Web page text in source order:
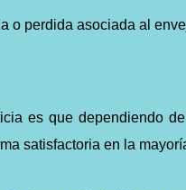
o perdida asociada al
es que dependiendo
satisfactoria en la